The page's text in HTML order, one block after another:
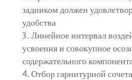
задником должен
удобства
Линейное интервал
усвоения и совокупное
содержательного
Отбор гарнитурной